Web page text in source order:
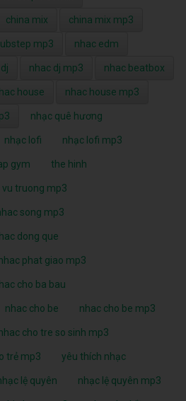
china mix china mix mp3
mp3 nhac edm
nhac dj mp3 nhac beatbox
house nhac house mp3
nhạc quê hương
nhạc lofi nhạc lofi mp3
gym the hinh
vu truong mp3
song mp3
dong que
phat giao mp3
cho ba bau
nhac cho be nhac cho be mp3
cho tre so sinh mp3
trẻ mp3 yêu thích nhạc
lệ quyên nhạc lệ quyên mp3